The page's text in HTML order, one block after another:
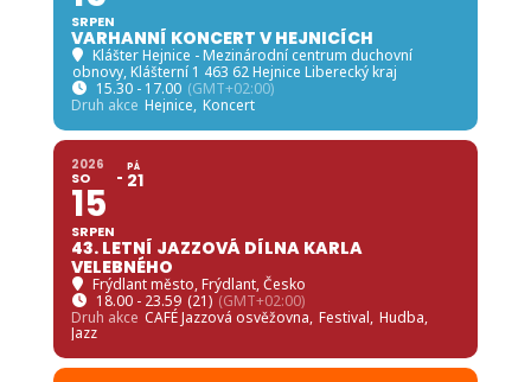
SRPEN
VARHANNÍ KONCERT V HEJNICÍCH
Klášter Hejnice - Mezinárodní centrum duchovní
obnovy, Klášterní 1 463 62 Hejnice Liberecký kraj
15.30 - 17.00 (GMT+02:00)
Druh akce Hejnice, Koncert
2026
SO
15
SRPEN
PÁ
21
43. LETNÍ JAZZOVÁ DÍLNA KARLA
VELEBNÉHO
Frýdlant město, Frýdlant, Česko
18.00 - 23.59 (21) (GMT+02:00)
Druh akce CAFÉ Jazzová osvěžovna, Festival, Hudba,
Jazz